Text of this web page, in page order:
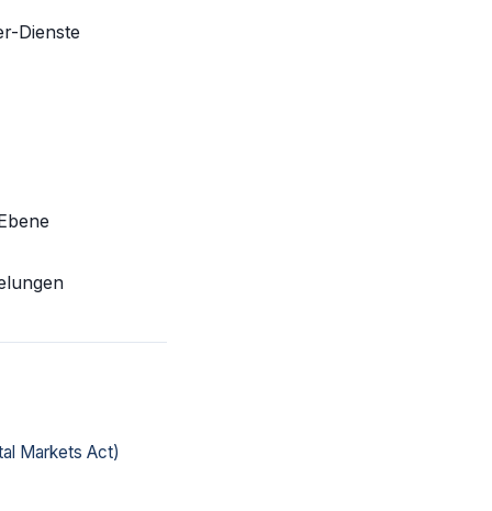
Dienste
Markets Act)